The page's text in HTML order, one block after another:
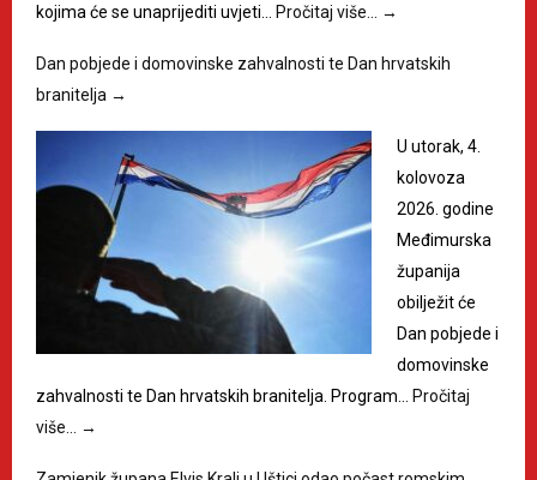
kojima će se unaprijediti uvjeti… Pročitaj više… →
Dan pobjede i domovinske zahvalnosti te Dan hrvatskih
branitelja →
U utorak, 4.
kolovoza
2026. godine
Međimurska
županija
obilježit će
Dan pobjede i
domovinske
zahvalnosti te Dan hrvatskih branitelja. Program… Pročitaj
više…
→